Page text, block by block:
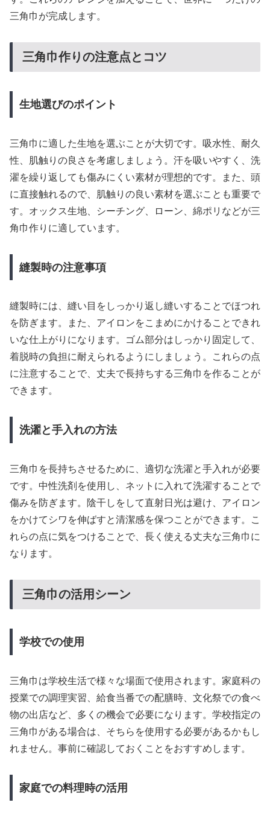
三角巾が完成します。
三角巾作りの注意点とコツ
生地選びのポイント
三角巾に適した生地を選ぶことが大切です。吸水性、耐久
性、肌触りの良さを考慮しましょう。汗を吸いやすく、洗
濯を繰り返しても傷みにくい素材が理想的です。また、頭
に直接触れるので、肌触りの良い素材を選ぶことも重要で
す。オックス生地、シーチング、ローン、綿ポリなどが三
角巾作りに適しています。
縫製時の注意事項
縫製時には、縫い目をしっかり返し縫いすることでほつれ
を防ぎます。また、アイロンをこまめにかけることできれ
いな仕上がりになります。ゴム部分はしっかり固定して、
着脱時の負担に耐えられるようにしましょう。これらの点
に注意することで、丈夫で長持ちする三角巾を作ることが
できます。
洗濯と手入れの方法
三角巾を長持ちさせるために、適切な洗濯と手入れが必要
です。中性洗剤を使用し、ネットに入れて洗濯することで
傷みを防ぎます。陰干しをして直射日光は避け、アイロン
をかけてシワを伸ばすと清潔感を保つことができます。こ
れらの点に気をつけることで、長く使える丈夫な三角巾に
なります。
三角巾の活用シーン
学校での使用
三角巾は学校生活で様々な場面で使用されます。家庭科の
授業での調理実習、給食当番での配膳時、文化祭での食べ
物の出店など、多くの機会で必要になります。学校指定の
三角巾がある場合は、そちらを使用する必要があるかもし
れません。事前に確認しておくことをおすすめします。
家庭での料理時の活用